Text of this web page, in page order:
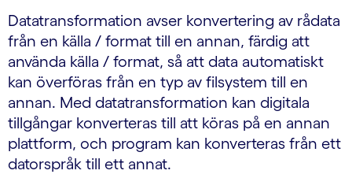
Datatransformation avser konvertering av rådata
från en källa / format till en annan, färdig att
använda källa / format, så att data automatiskt
kan överföras från en typ av filsystem till en
annan. Med datatransformation kan digitala
tillgångar konverteras till att köras på en annan
plattform, och program kan konverteras från ett
datorspråk till ett annat.